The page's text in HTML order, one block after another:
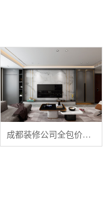
成都装修公司全包价格 成都全包装修多少钱一平